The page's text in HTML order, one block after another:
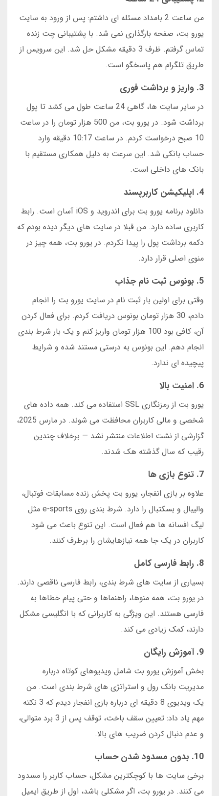
من ساعت 2 بامداد مسئله ای داشتم: پس از ورود به سایت
یورو بت، صفحه بارگذاری نمی شد. با پشتیبانی چت زنده
تماس گرفتم. ظرف 3 دقیقه مشکل حل شد. این سرویس از
طریق تلگرام هم پاسخگو است.
3. واریز و برداشت فوری
در سایر سایت ها، گاهی 24 ساعت طول می کشد تا پول
برداشت شود. در یورو بت، من 500 هزار تومان را در ساعت
10 صبح درخواست کردم. در ساعت 10:17 دقیقه وارد
حساب بانکی شد. این سرعت به دلیل همکاری مستقیم با
بانک های داخلی است.
4. اپلیکیشن کاربرپسند
دانلود برنامه یورو بت برای اندروید و iOS آسان است. رابط
کاربری ساده دارد. من قبلا در سایت های دیگر دیده بودم که
دکمه برداشت پول را پیدا نکردم. در یورو بت، همه چیز در
منوی اصلی قرار دارد.
5. بونوس ثبت نام جذاب
وقتی برای اولین بار ثبت نام در سایت یورو بت را انجام
دادم، 30 هزار تومان بونوس دریافت کردم. برای فعال کردن
آن، کافی بود 100 هزار تومان واریز کنم و یک بار شرط بندی
انجام دهم. این بونوس به درستی مستند شده و شرایط
پیچیده ای ندارد.
6. امنیت بالا
یورو بت از رمزنگاری SSL استفاده می کند. همه داده های
شخصی و مالی کاربران محافظت می شوند. در مارس 2025،
گزارشی از نشت اطلاعات منتشر نشد — برخلاف چندین
رقیب که سال گذشته هک شدند.
7. تنوع بازی ها
علاوه بر بازی انفجار، یورو بت پخش زنده مسابقات فوتبال،
والیبال و بسکتبال را دارد. شرط بندی روی e-sports مثل
لیگ افسانه ها هم فعال است. این تنوع باعث می شود
کاربران در یک جا همه نیازهایشان را برطرف کنند.
8. رابط فارسی کامل
بسیاری از سایت های شرط بندی، رابط فارسی ناقصی دارند.
در یورو بت، همه منوها، راهنماها و حتی پیام خطاها به
فارسی هستند. این ویژگی به کاربرانی که با انگلیسی مشکل
دارند، کمک زیادی می کند.
9. آموزش رایگان
بخش آموزش یورو بت شامل ویدیوهای کوتاه درباره
مدیریت بانک رول و استراتژی های شرط بندی است. من
یک ویدیوی 8 دقیقه ای درباره بازی انفجار دیدم که 3 نکته
مهم یاد داد: تعیین سقف باخت، توقف پس از 3 برد متوالی،
و عدم دنبال کردن ضریب های بالا.
10. بدون مسدود شدن حساب
برخی سایت ها با کوچکترین مشکل، حساب کاربر را مسدود
می کنند. در یورو بت، اگر مشکلی باشد، اول از طریق ایمیل